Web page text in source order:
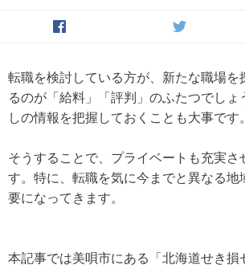
転職を検討している方が、新たな職場を
るのが「給料」「評判」のふたつでしょ
しの情報を把握しておくことも大事です。
そうすることで、プライベートも充実さ
す。特に、転職を気に今までと異なる地
要になってきます。
本記事では美唄市にある「北海道せき損